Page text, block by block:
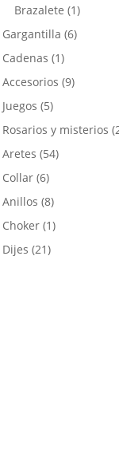
Brazalete (1)
Gargantilla (6)
Cadenas (1)
Accesorios (9)
Juegos (5)
Rosarios y misterios
Aretes (54)
Collar (6)
Anillos (8)
Choker (1)
Dijes (21)